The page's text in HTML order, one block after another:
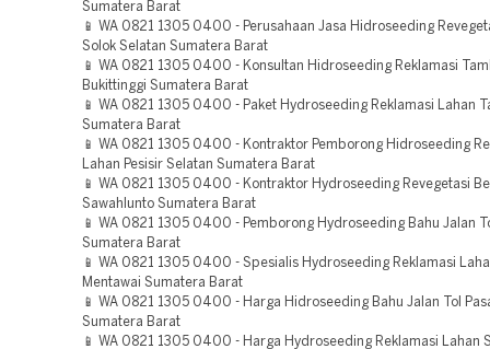
Sumatera Barat
📱 WA 0821 1305 0400 - Perusahaan Jasa Hidroseeding
Solok Selatan Sumatera Barat
📱 WA 0821 1305 0400 - Konsultan Hidroseeding Reklamasi
Bukittinggi Sumatera Barat
📱 WA 0821 1305 0400 - Paket Hydroseeding Reklamasi Lahan
Sumatera Barat
📱 WA 0821 1305 0400 - Kontraktor Pemborong Hidroseeding
Lahan Pesisir Selatan Sumatera Barat
📱 WA 0821 1305 0400 - Kontraktor Hydroseeding Revegetasi
Sawahlunto Sumatera Barat
📱 WA 0821 1305 0400 - Pemborong Hydroseeding Bahu Jalan
Sumatera Barat
📱 WA 0821 1305 0400 - Spesialis Hydroseeding Reklamasi
Mentawai Sumatera Barat
📱 WA 0821 1305 0400 - Harga Hidroseeding Bahu Jalan Tol
Sumatera Barat
📱 WA 0821 1305 0400 - Harga Hydroseeding Reklamasi Lahan